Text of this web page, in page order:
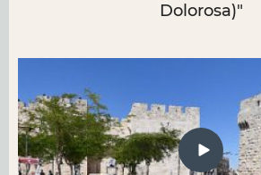
Dolorosa)"